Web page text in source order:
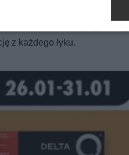
dostarcza przyjemnego
z każdego łyku.